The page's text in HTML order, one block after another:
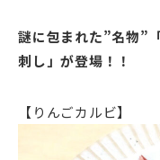
謎に包まれた”名物”
刺し」が登場！！
【りんごカルビ】